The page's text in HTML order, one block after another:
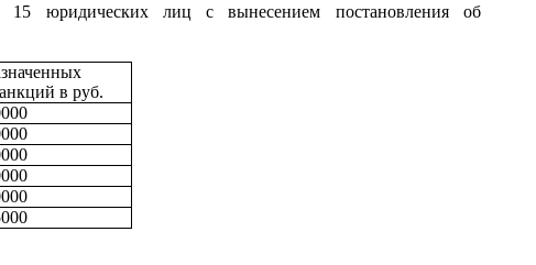
15 юридических лиц с вынесением постановления об
в руб.